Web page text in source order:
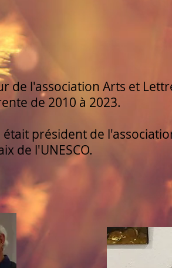
l'association Arts et
de 2010 à 2023.
président de
de l'UNESCO.